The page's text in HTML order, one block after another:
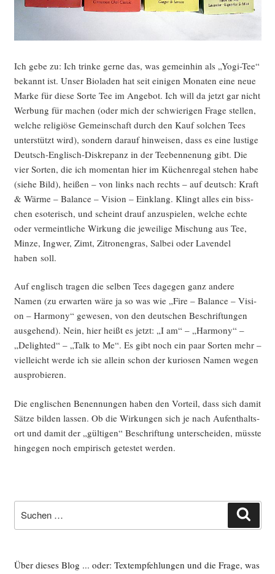
Trek wagen“
Ich gebe zu: Ich trin­ke ger­ne das, was gemein­hin als „Yogi-Tee“
bekannt ist. Unser Bio­la­den hat seit eini­gen Mona­ten eine neue
Mar­ke für die­se Sor­te Tee im Ange­bot. Ich will da jetzt gar nicht
Wer­bung für machen (oder mich der schwie­ri­gen Fra­ge stel­len,
wel­che reli­giö­se Gemein­schaft durch den Kauf sol­chen Tees
unter­stützt wird), son­dern dar­auf hin­wei­sen, dass es eine lus­ti­ge
Deutsch-Eng­lisch-Dis­kre­panz in der Teeben­nen­ung gibt. Die
vier Sor­ten, die ich momen­tan hier im Küchen­re­gal ste­hen habe
(sie­he Bild), hei­ßen – von links nach rechts – auf deutsch: Kraft
& Wär­me – Balan­ce – Visi­on – Ein­klang. Klingt alles ein biss­
chen eso­te­risch, und scheint drauf anzu­spie­len, wel­che ech­te
oder ver­meint­li­che Wir­kung die jewei­li­ge Mischung aus Tee,
Min­ze, Ing­wer, Zimt, Zitro­nen­gras, Sal­bei oder Laven­del
haben soll.
Auf eng­lisch tra­gen die sel­ben Tees dage­gen ganz ande­re
Namen (zu erwar­ten wäre ja so was wie „Fire – Balan­ce – Visi­
on – Harm­o­ny“ gewe­sen, von den deut­schen Beschrif­tun­gen
aus­ge­hend). Nein, hier heißt es jetzt: „I am“ – „Harm­o­ny“ –
„Deligh­ted“ – „Talk to Me“. Es gibt noch ein paar Sor­ten mehr –
viel­leicht wer­de ich sie allein schon der kurio­sen Namen wegen
ausprobieren.
Die eng­li­schen Benen­nun­gen haben den Vor­teil, dass sich damit
Sät­ze bil­den las­sen. Ob die Wir­kun­gen sich je nach Auf­ent­halts­
ort und damit der „gül­ti­gen“ Beschrif­tung unter­schei­den, müss­te
hin­ge­gen noch empi­risch getes­tet werden.
nach:
Über dieses Blog ... oder: Textempfehlungen und die Frage, was